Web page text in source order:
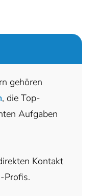
gehören
, die Top-
Aufgaben
Kontakt
Profis.